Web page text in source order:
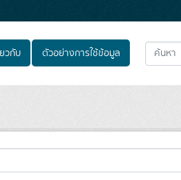
วกับ ตัวอย่างการใช้ข้อมูล